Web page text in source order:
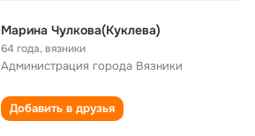
Марина Чулкова(Куклева)
64 года,вязники
Администрация города Вязники
Добавить в друзья